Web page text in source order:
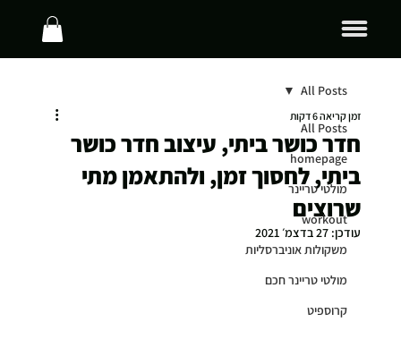
All Posts
homepage
מולטי טריינר
workout
משקולות אוניברסליות
מולטי טריינר חכם
קרוספיט
All Posts
חדר כושר ביתי, עיצוב חדר כושר
ביתי, לחסוך זמן, ולהתאמן מתי
שרוצים
זמן קריאה 6 דקות
עודכן: 27 בדצמ׳ 2021